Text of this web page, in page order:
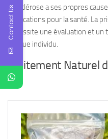
de sclérose a ses propres
implications pour la santé. La
nécessite une évaluation et
chaque individu.
Traitement Naturel
Contact Us